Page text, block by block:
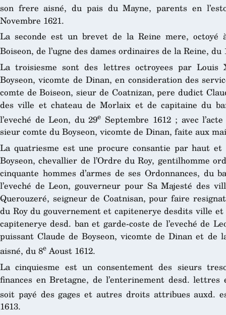
son frere aisné, du pais du Mayne, parents en
Novembre 1621.
La seconde est un brevet de la Reine mere, octoyé
Boiseon, de l’ugne des dames ordinaires de la Reine, du
La troisiesme sont des lettres octroyees par
Boyseon, vicomte de Dinan, en consideration des
comte de Boiseon, sieur de Coatnizan, pere dudict
des ville et chateau de Morlaix et de capitaine du
l’eveché de Leon, du 29e Septembre 1612 ; avec
sieur comte du Boyseon, vicomte de Dinan, faite aux
La quatriesme est une procure consantie par haut
Boyseon, chevallier de l’Ordre du Roy, gentilhomme
cinquante hommes d’armes de ses Ordonnances, du
l’eveché de Leon, gouverneur pour Sa Majesté des
Querouzeré, seigneur de Coatnisan, pour faire
du Roy du gouvernement et capitenerye desdits ville
capitenerye desd. ban et garde-coste de l’eveché de
puissant Claude de Boyseon, vicomte de Dinan et de
aisné, du 8eAoust 1612.
La cinquiesme est un consentement des sieurs
finances en Bretagne, de l’enterinement desd.
soit payé des gages et autres droits attribues auxd.
1613.